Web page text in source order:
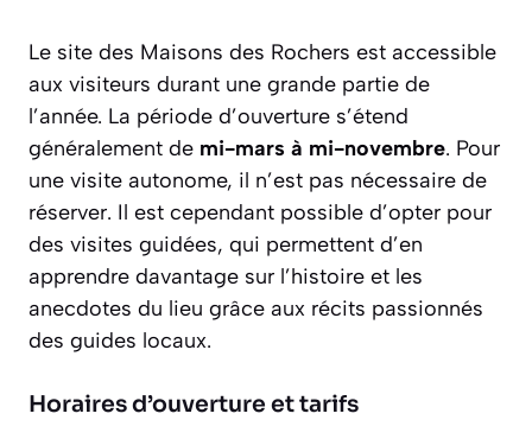
Le site des Maisons des Rochers est accessible
aux visiteurs durant une grande partie de
l’année. La période d’ouverture s’étend
généralement de mi-mars à mi-novembre. Pour
une visite autonome, il n’est pas nécessaire de
réserver. Il est cependant possible d’opter pour
des visites guidées, qui permettent d’en
apprendre davantage sur l’histoire et les
anecdotes du lieu grâce aux récits passionnés
des guides locaux.
Horaires d’ouverture et tarifs